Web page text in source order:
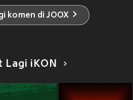
komen di JOOX
Lagi iKON